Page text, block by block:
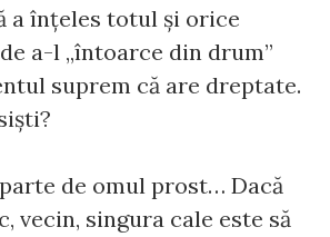
a înțeles totul și orice
a-l „întoarce din drum”
suprem că are dreptate.
de omul prost… Dacă
vecin, singura cale este să